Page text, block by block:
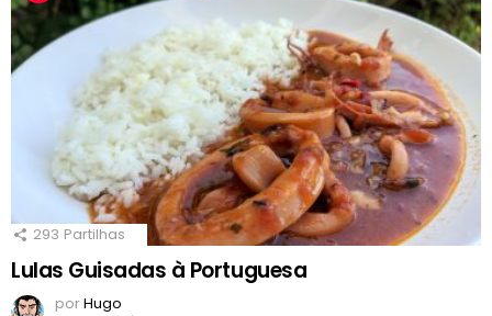
293 Partilhas
Lulas Guisadas à Portuguesa
porHugo